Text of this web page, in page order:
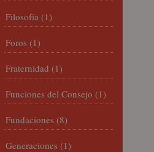
Filosofía (1)
Foros (1)
Fraternidad (1)
Funciones del Consejo (1)
Fundaciones (8)
Generaciones (1)